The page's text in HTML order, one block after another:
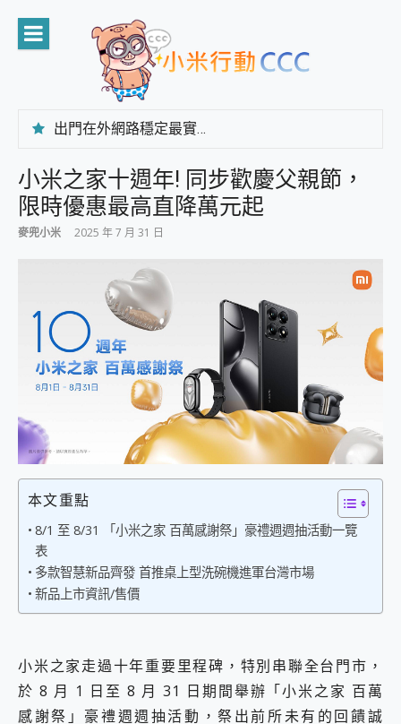
content
出門在外網路穩定最實在 「台灣大哥大」榮獲 4G/5G 在線率全球 NO.3 全台第一與全台六冠王實測心得，走到哪順到哪！
CP 值天花板~ Bongcom BS5 足球君開箱~ 短焦投影機 3千元就能擁有！ 折扣碼在這～
專為 PC上的 XBOX和掌機設計的 FireCuda X1070 SSD 固態硬碟開箱 評測
台灣製攝影機在這裡，100%全無線設計 SpotCam Solo Eco 太陽能防水雲端攝影機 SpotCam Solo 3 2.5K高畫質戶外攝影機 開箱 評測
一鍵修復模糊影片、舊照的 AI 好幫手! VideoProc Converter AI 新版全解析 × 年末優惠，一篇全看懂
外型超吸晴~ 給您絕佳操控體驗 GravaStar Mercury K1 系列 異星機械鍵盤與 Mercury X 系列 輕量無線電競滑鼠 開箱 評測
開箱~變身「蜘蛛人」椅子軍師！MSI MPG 491CQP QD-OLED 超寬曲面電競螢幕，多工辦公、爽度滿滿的終極桌面體驗
iPhone 17 系列 有認證的防護來囉！ imos 首家導入 UL MCV 行銷宣告驗證的手機配件品牌
DJI Osmo Pocket 3 爽爽帶回家 歡慶 EaseUS 21 週年到來，「Slogan 海報徵稿活動」好康大放送
小巧好吸不擋鏡頭 有Qi2認證的 ONPRO MagReact MXs2 5000mAh薄型磁吸無線急速行動電源 開箱 評測
寶可夢飛人外掛iToolab AnyGo全新升級，GO Fest 五折優惠嗨翻天！支援 iOS/Android！
百倍變焦實測~ vivo X200 Pro 與 S25 Ultra 誰能滿足全場景拍攝需求？
超好用的 PLAUD NotePin AI 智慧錄音膠囊~ 您的AI 秘書已上線 每月免費送你 300分鐘轉寫
COMPUTEX 2025 來囉！AGI亞奇雷 AI・Gaming・創作儲存方案登場，趕快來AGI亞奇雷挑戰任務抽 PS5！
您的專屬AI 助手 Yoga Slim 7 Aura Edition 觸控AI筆電 開箱 評測
realme 14 Pro 超硬軍規、冰感變色實測，realme 14 5G 遊戲戰鬥值爆表，效能x娛樂全都要！
iPhone、Apple Watch、AirPods耳機 三個設備充電一起搞定 ONPRO MagReact™ M3 3 in 1可攜摺疊無線充電器 開箱 評測
動靜皆宜「HUAWEI FreeArc」開放式耳掛耳機，無感配戴! 超穩超服貼，音質、通話也很優質
小米之家十週年! 同步歡慶父親節，
限時優惠最高直降萬元起
麥兜小米 2025 年 7 月 31 日
本文重點
8/1 至 8/31 「小米之家 百萬感謝祭」豪禮週週抽活動一覽
表
多款智慧新品齊發 首推桌上型洗碗機進軍台灣市場
新品上市資訊/售價
小米之家走過十年重要里程碑，特別串聯全台門市，
於 8 月 1 日至 8 月 31 日期間舉辦「小米之家 百萬
感謝祭」豪禮週週抽活動，祭出前所未有的回饋誠